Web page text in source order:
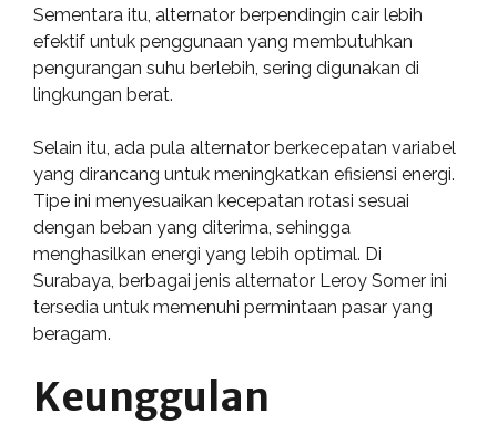
Sementara itu, alternator berpendingin cair lebih
efektif untuk penggunaan yang membutuhkan
pengurangan suhu berlebih, sering digunakan di
lingkungan berat.
Selain itu, ada pula alternator berkecepatan variabel
yang dirancang untuk meningkatkan efisiensi energi.
Tipe ini menyesuaikan kecepatan rotasi sesuai
dengan beban yang diterima, sehingga
menghasilkan energi yang lebih optimal. Di
Surabaya, berbagai jenis alternator Leroy Somer ini
tersedia untuk memenuhi permintaan pasar yang
beragam.
Keunggulan